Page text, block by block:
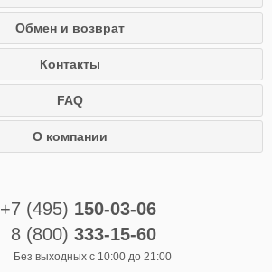
Обмен и возврат
Контакты
FAQ
О компании
+7 (495) 150-03-06
8 (800) 333-15-60
Без выходных с 10:00 до 21:00